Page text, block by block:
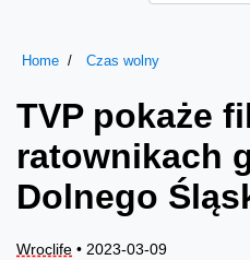
Home Czas wolny
TVP pokaże
ratownikach
Dolnego
Wroclife • 2023-03-09